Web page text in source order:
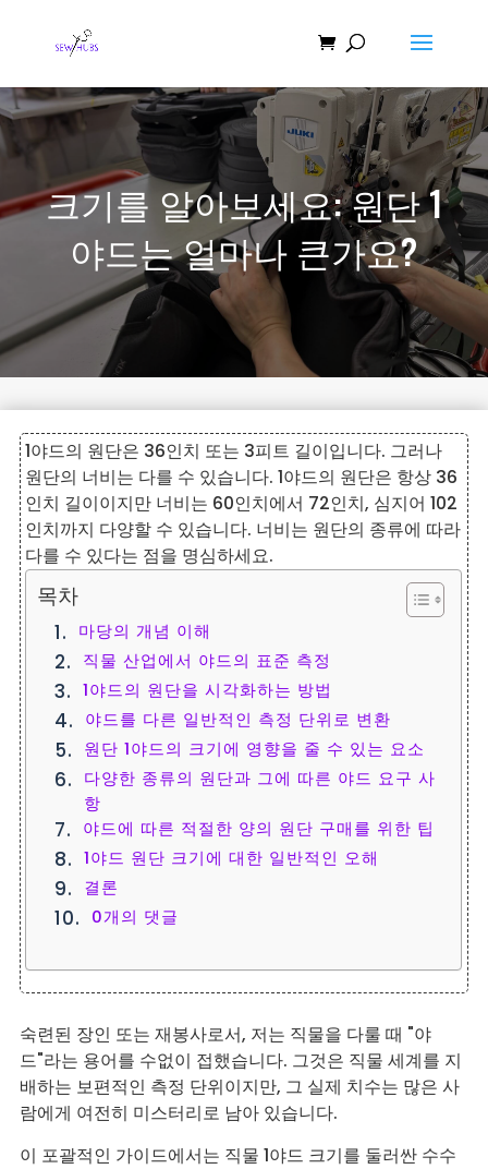
크기를 알아보세요: 원단 1
야드는 얼마나 큰가요?
1야드의 원단은 36인치 또는 3피트 길이입니다. 그러나
원단의 너비는 다를 수 있습니다. 1야드의 원단은 항상 36
인치 길이이지만 너비는 60인치에서 72인치, 심지어 102
인치까지 다양할 수 있습니다. 너비는 원단의 종류에 따라
다를 수 있다는 점을 명심하세요.
목차
마당의 개념 이해
직물 산업에서 야드의 표준 측정
1야드의 원단을 시각화하는 방법
야드를 다른 일반적인 측정 단위로 변환
원단 1야드의 크기에 영향을 줄 수 있는 요소
다양한 종류의 원단과 그에 따른 야드 요구 사
항
야드에 따른 적절한 양의 원단 구매를 위한 팁
1야드 원단 크기에 대한 일반적인 오해
결론
0개의 댓글
숙련된 장인 또는 재봉사로서, 저는 직물을 다룰 때 "야
드"라는 용어를 수없이 접했습니다. 그것은 직물 세계를 지
배하는 보편적인 측정 단위이지만, 그 실제 치수는 많은 사
람에게 여전히 미스터리로 남아 있습니다.
이 포괄적인 가이드에서는 직물 1야드 크기를 둘러싼 수수